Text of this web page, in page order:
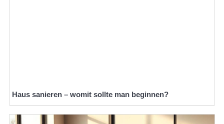
Haus sanieren – womit sollte man beginnen?